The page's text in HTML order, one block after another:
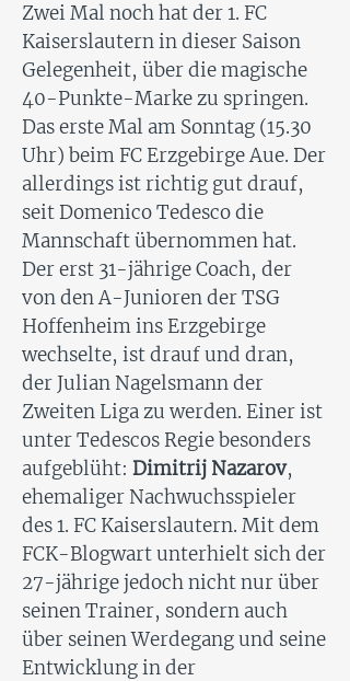
Zwei Mal noch hat der 1. FC
Kaiserslautern in dieser Saison
Gelegenheit, über die magische
40-Punkte-Marke zu springen.
Das erste Mal am Sonntag (15.30
Uhr) beim FC Erzgebirge Aue. Der
allerdings ist richtig gut drauf,
seit Domenico Tedesco die
Mannschaft übernommen hat.
Der erst 31-jährige Coach, der
von den A-Junioren der TSG
Hoffenheim ins Erzgebirge
wechselte, ist drauf und dran,
der Julian Nagelsmann der
Zweiten Liga zu werden. Einer ist
unter Tedescos Regie besonders
aufgeblüht: Dimitrij Nazarov,
ehemaliger Nachwuchsspieler
des 1. FC Kaiserslautern. Mit dem
FCK-Blogwart unterhielt sich der
27-jährige jedoch nicht nur über
seinen Trainer, sondern auch
über seinen Werdegang und seine
Entwicklung in der